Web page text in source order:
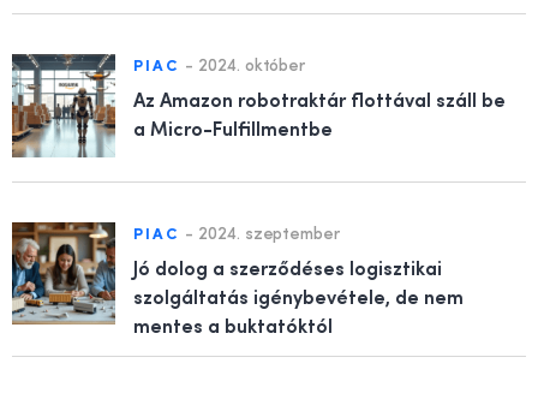
PIAC - 2024. október
Az Amazon robotraktár flottával száll be
a Micro-Fulfillmentbe
PIAC - 2024. szeptember
Jó dolog a szerződéses logisztikai
szolgáltatás igénybevétele, de nem
mentes a buktatóktól